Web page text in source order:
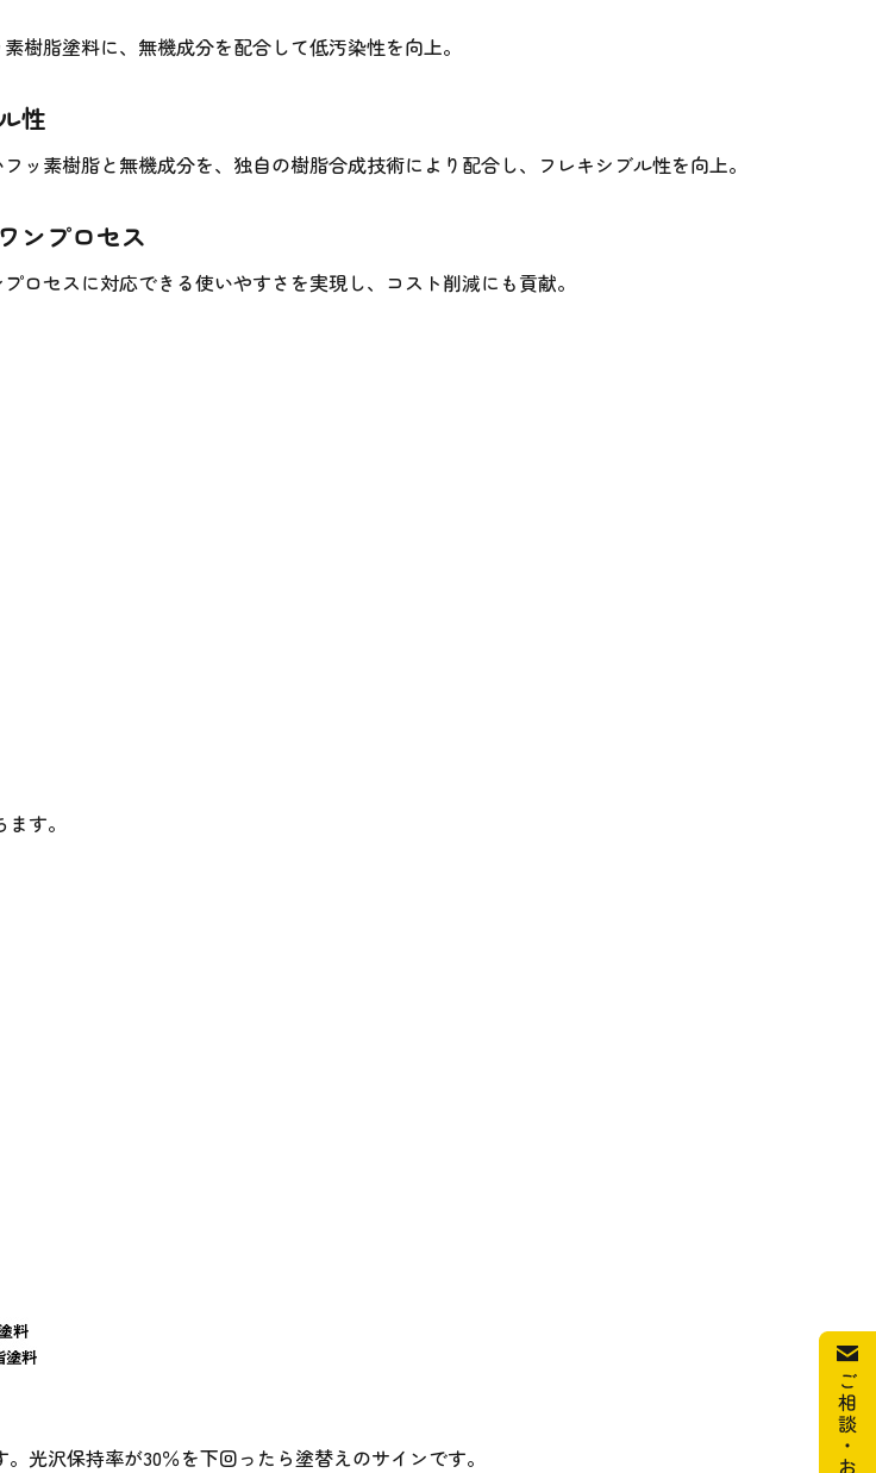
樹脂塗料に、無機成分を配合して低汚染性を向上。
性
ッ素樹脂と無機成分を、独自の樹脂合成技術により配合し、フレキシブル性を向上。
ンプロセス
ロセスに対応できる使いやすさを実現し、コスト削減にも貢献。
す。
光沢保持率が30％を下回ったら塗替えのサインです。